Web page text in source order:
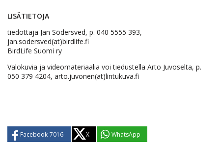
LISÄTIETOJA
tiedottaja Jan Södersved, p. 040 5555 393,
jan.sodersved(at)birdlife.fi
BirdLife Suomi ry
Valokuvia ja videomateriaalia voi tiedustella Arto Juvoselta, p.
050 379 4204, arto.juvonen(at)lintukuva.fi
Facebook 7016 X WhatsApp